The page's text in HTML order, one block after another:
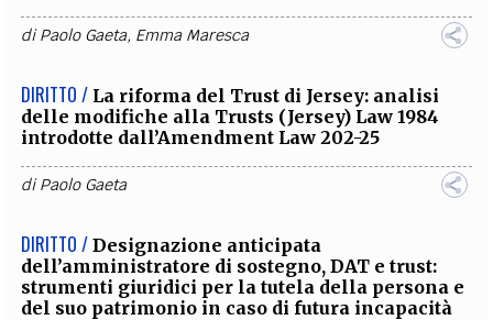
diPaolo Gaeta, Emma Maresca
DIRITTO / La riforma del Trust di Jersey: analisi
delle modifiche alla Trusts (Jersey) Law 1984
introdotte dall’Amendment Law 202-25
diPaolo Gaeta
DIRITTO / Designazione anticipata
dell’amministratore di sostegno, DAT e trust:
strumenti giuridici per la tutela della persona e
del suo patrimonio in caso di futura incapacità